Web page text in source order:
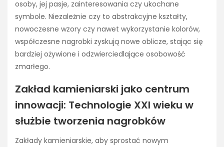
osoby, jej pasje, zainteresowania czy ukochane
symbole. Niezależnie czy to abstrakcyjne kształty,
nowoczesne wzory czy nawet wykorzystanie kolorów,
współczesne nagrobki zyskują nowe oblicze, stając się
bardziej ożywione i odzwierciedlające osobowość
zmarłego.
Zakład kamieniarski jako centrum
innowacji: Technologie XXI wieku w
służbie tworzenia nagrobków
Zakłady kamieniarskie, aby sprostać nowym